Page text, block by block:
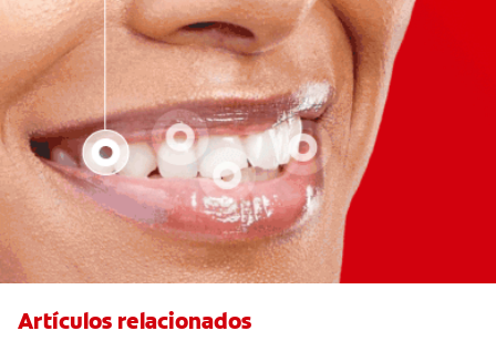
Artículos relacionados